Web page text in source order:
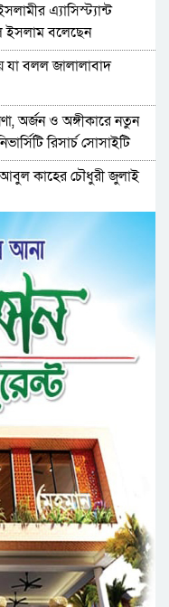
এ্যাসিস্ট্যান্ট
ইসলাম বলেছেন
যা বলল জালালাবাদ
অর্জন ও অঙ্গীকারে নতুন
রিসার্চ সোসাইটি
কাহের চৌধুরী জুলাই
মিছিল সম্পন্ন
সিলেটে বৃক্ষ রোপনের
গেল যুবকের
ও আবৃত্তি
অনুষ্ঠিত
দিবস উপলক্ষে
নতুন ভবনের
“পারস্য কবিতা ও বাংলা
শীর্ষক সেমিনার